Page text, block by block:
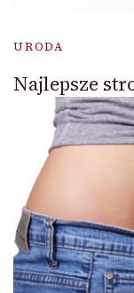
URODA
Najlepsze